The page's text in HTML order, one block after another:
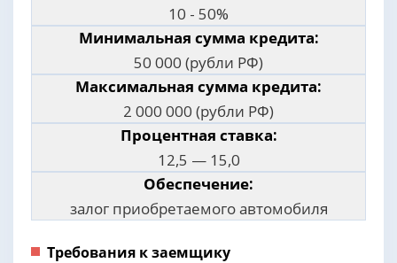
10 - 50%
Минимальная сумма кредита:
50 000 (рубли РФ)
Максимальная сумма кредита:
2 000 000 (рубли РФ)
Процентная ставка:
12,5 — 15,0
Обеспечение:
залог приобретаемого автомобиля
Требования к заемщику